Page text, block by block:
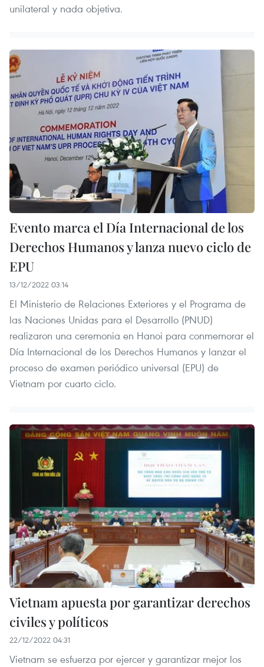
unilateral y nada objetiva.
Evento marca el Día Internacional de los
Derechos Humanos y lanza nuevo ciclo de
EPU
13/12/2022 03:14
El Ministerio de Relaciones Exteriores y el Programa de
las Naciones Unidas para el Desarrollo (PNUD)
realizaron una ceremonia en Hanoi para conmemorar el
Día Internacional de los Derechos Humanos y lanzar el
proceso de examen periódico universal (EPU) de
Vietnam por cuarto ciclo.
Vietnam apuesta por garantizar derechos
civiles y políticos
22/12/2022 04:31
Vietnam se esfuerza por ejercer y garantizar mejor los